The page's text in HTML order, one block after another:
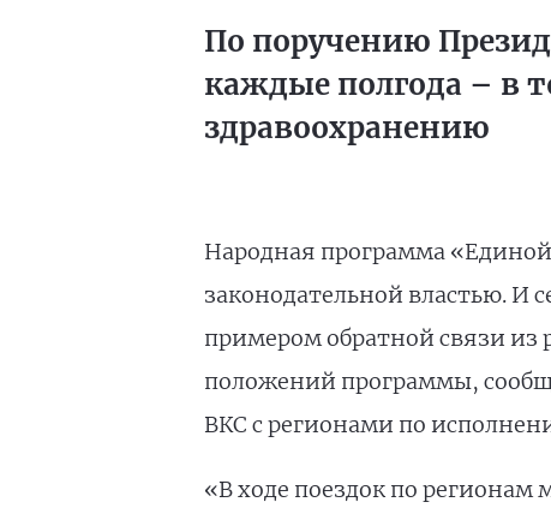
По поручению
каждые полгода – в
здравоохранению
Народная программа
законодательной властью. И
примером обратной связи из
положений программы,
ВКС с регионами по
«В ходе поездок по